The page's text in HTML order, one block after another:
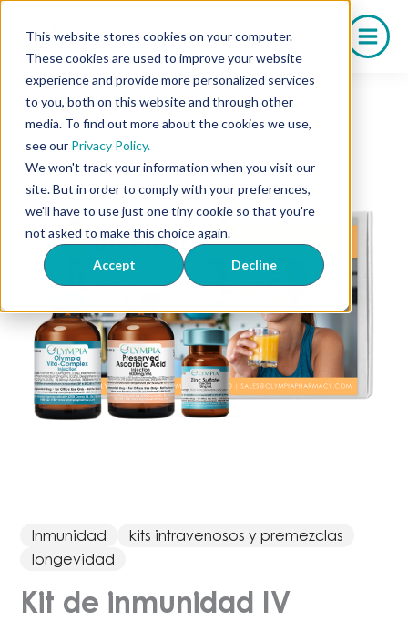
This website stores cookies on your computer.
These cookies are used to improve your website
experience and provide more personalized services
to you, both on this website and through other
media. To find out more about the cookies we use,
see our Privacy Policy.
We won't track your information when you visit our
site. But in order to comply with your preferences,
we'll have to use just one tiny cookie so that you're
not asked to make this choice again.
Accept Decline
contenido
Inmunidad
kits intravenosos y premezclas
longevidad
Kit de inmunidad IV